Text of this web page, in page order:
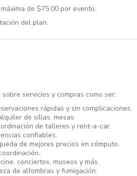
de $75.00 por evento.
del plan.
servicios y compras como ser:
rápidas y sin complicaciones.
de sillas, mesas.
de talleres y rent-a-car.
confiables.
de mejores precios en cómputo.
conciertos, museos y más.
de alfombras y fumigación.